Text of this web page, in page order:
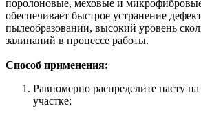
поролоновые, меховые и
обеспечивает быстрое устранение
пылеобразовании, высокий уровень
залипаний в процессе работы.
Способ применения:
Равномерно распределите пасту
участке;